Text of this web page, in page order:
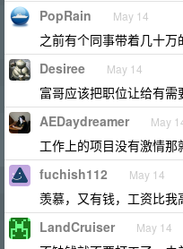
PopRain May 14
之前有个同事带着几十
Desiree May 14
富哥应该把职位让给有需
AEDaydreamer May
工作上的项目没有激情那
fuchish112 May 14
羡慕，又有钱，工资比我
LandCruiser May 14